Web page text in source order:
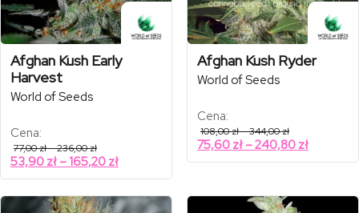
Afghan Kush Early
Harvest
World of Seeds
Cena:
77,00zł–236,00złZakres
cen:
od
77,00 zł
236,00 zł
53,90 zł – 165,20 złZakres
cen:
53,90 zł
Afghan Kush Ryder
World of Seeds
Cena:
108,00zł–344,00złZakres
cen:
od
108,00 zł
75,60 zł –240,80 złZakres
cen: